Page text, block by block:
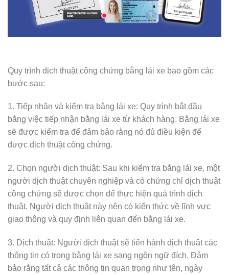
Quy trình dịch thuật công chứng bằng lái xe bao gồm các
bước sau:
1. Tiếp nhận và kiểm tra bằng lái xe: Quy trình bắt đầu
bằng việc tiếp nhận bằng lái xe từ khách hàng. Bằng lái xe
sẽ được kiểm tra để đảm bảo rằng nó đủ điều kiện để
được dịch thuật công chứng.
2. Chọn người dịch thuật: Sau khi kiểm tra bằng lái xe, một
người dịch thuật chuyên nghiệp và có chứng chỉ dịch thuật
công chứng sẽ được chọn để thực hiện quá trình dịch
thuật. Người dịch thuật này nên có kiến thức về lĩnh vực
giao thông và quy định liên quan đến bằng lái xe.
3. Dịch thuật: Người dịch thuật sẽ tiến hành dịch thuật các
thông tin có trong bằng lái xe sang ngôn ngữ đích. Đảm
bảo rằng tất cả các thông tin quan trọng như tên, ngày